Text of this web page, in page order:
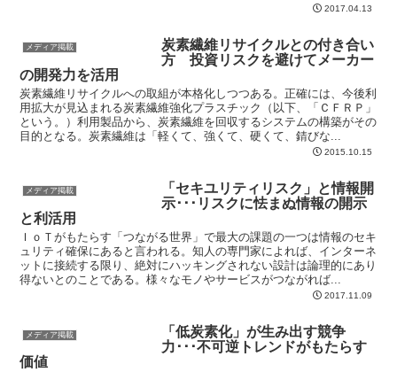
2017.04.13
メディア掲載
炭素繊維リサイクルとの付き合い
方 投資リスクを避けてメーカー
の開発力を活用
炭素繊維リサイクルへの取組が本格化しつつある。正確には、今後利
用拡大が見込まれる炭素繊維強化プラスチック（以下、「ＣＦＲＰ」
という。）利用製品から、炭素繊維を回収するシステムの構築がその
目的となる。炭素繊維は「軽くて、強くて、硬くて、錆びな...
2015.10.15
メディア掲載
「セキユリティリスク」と情報開
示･･･リスクに怯まぬ情報の開示
と利活用
ＩｏＴがもたらす「つながる世界」で最大の課題の一つは情報のセキ
ュリティ確保にあると言われる。知人の専門家によれば、インターネ
ットに接続する限り、絶対にハッキングされない設計は論理的にあり
得ないとのことである。様々なモノやサービスがつながれば...
2017.11.09
メディア掲載
「低炭素化」が生み出す競争
力･･･不可逆トレンドがもたらす
価値